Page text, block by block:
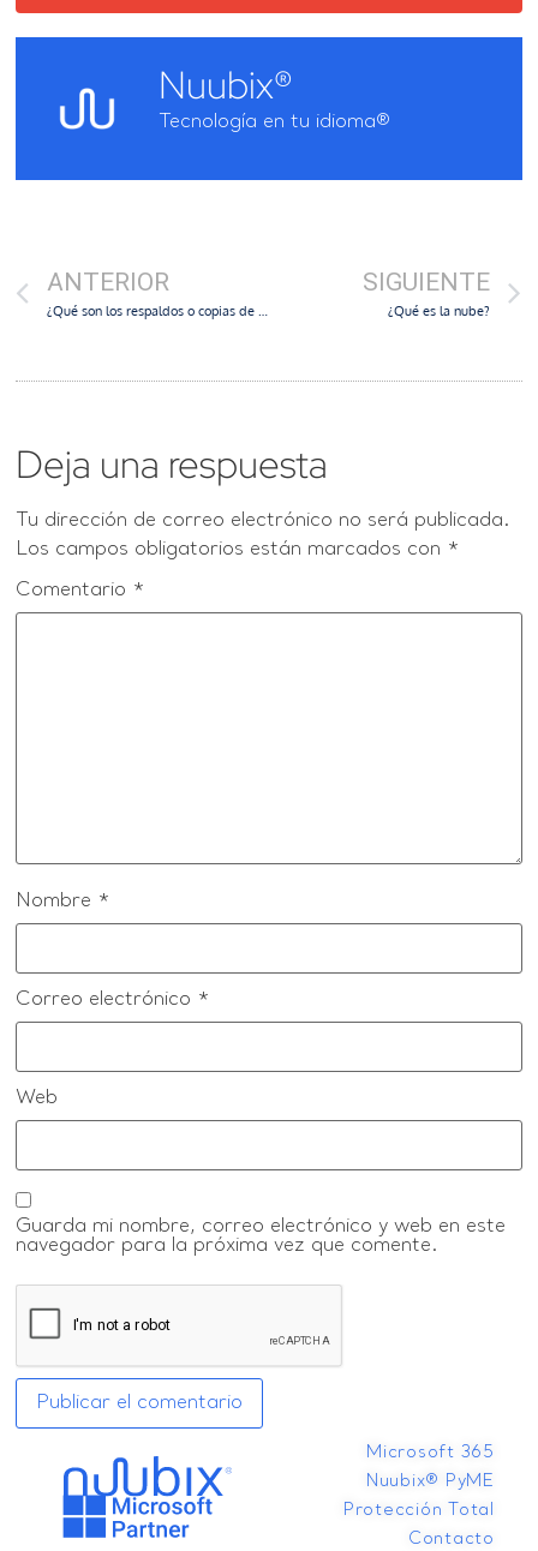
Nuubix®
Tecnología en tu idioma®
ANTERIOR SIGUIENTE
¿Qué es la nube?
Deja una respuesta
Tu dirección de correo electrónico no será publicada.
Los campos obligatorios están marcados con *
Comentario *
Nombre *
Correo electrónico *
Web
Guarda mi nombre, correo electrónico y web en este
navegador para la próxima vez que comente.
Microsoft 365
Nuubix® PyME
Protección Total
Contacto